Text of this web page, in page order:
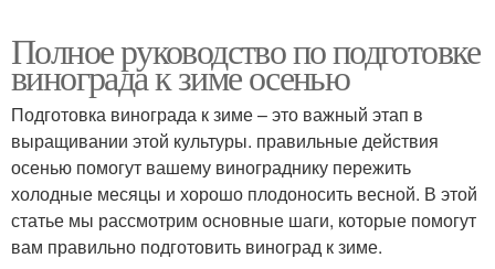
Полное руководство по подготовке
винограда к зиме осенью
Подготовка винограда к зиме – это важный этап в
выращивании этой культуры. правильные действия
осенью помогут вашему винограднику пережить
холодные месяцы и хорошо плодоносить весной. В этой
статье мы рассмотрим основные шаги, которые помогут
вам правильно подготовить виноград к зиме.